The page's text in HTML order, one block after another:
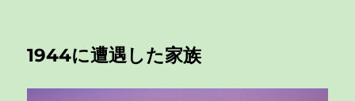
1944に遭遇した家族